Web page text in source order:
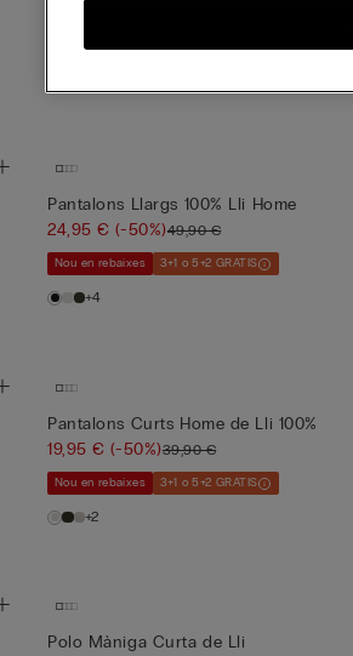
Pantalons Llargs 100% Lli Home
24,95 €(-50%)49,90 €
Nou en rebaixes 3+1 o 5+2 GRATIS
+4
Pantalons Curts Home de Lli 100%
19,95 €(-50%)39,90 €
Nou en rebaixes 3+1 o 5+2 GRATIS
+2
Polo Màniga Curta de Lli